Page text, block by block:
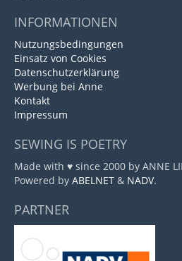
INFORMATIONEN
Nutzungsbedingungen
Einsatz von Cookies
Datenschutzerklärung
Werbung bei Anne
Kontakt
Impressum
SEWING IS POETRY
Made with ♥ since 2000 by ANNE
Powered by ABELNET & NADV.
PARTNER